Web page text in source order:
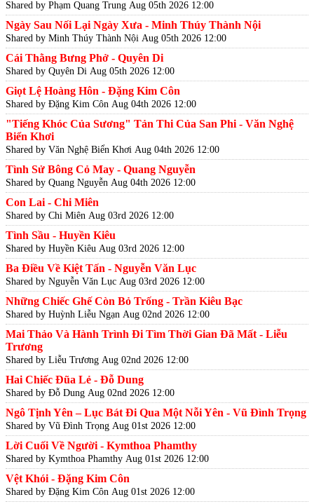
Shared by Phạm Quang Trung Aug 05th 2026 12:00
Ngày Sau Nối Lại Ngày Xưa - Minh Thúy Thành Nội
Shared by Minh Thúy Thành Nội Aug 05th 2026 12:00
Cái Thằng Bưng Phở - Quyên Di
Shared by Quyên Di Aug 05th 2026 12:00
Giọt Lệ Hoàng Hôn - Đặng Kim Côn
Shared by Đặng Kim Côn Aug 04th 2026 12:00
"Tiếng Khóc Của Sương" Tản Thi Của San Phi - Văn Nghệ
Biển Khơi
Shared by Văn Nghệ Biển Khơi Aug 04th 2026 12:00
Tình Sử Bông Cỏ May - Quang Nguyễn
Shared by Quang Nguyễn Aug 04th 2026 12:00
Con Lai - Chi Miên
Shared by Chi Miên Aug 03rd 2026 12:00
Tình Sầu - Huyền Kiêu
Shared by Huyền Kiêu Aug 03rd 2026 12:00
Ba Điều Về Kiệt Tấn - Nguyễn Văn Lục
Shared by Nguyễn Văn Lục Aug 03rd 2026 12:00
Những Chiếc Ghế Còn Bỏ Trống - Trần Kiêu Bạc
Shared by Huỳnh Liễu Ngạn Aug 02nd 2026 12:00
Mai Thảo Và Hành Trình Đi Tìm Thời Gian Đã Mất - Liễu
Trương
Shared by Liễu Trương Aug 02nd 2026 12:00
Hai Chiếc Đũa Lẻ - Đỗ Dung
Shared by Đỗ Dung Aug 02nd 2026 12:00
Ngô Tịnh Yên – Lục Bát Đi Qua Một Nỗi Yên - Vũ Đình Trọng
Shared by Vũ Đình Trọng Aug 01st 2026 12:00
Lời Cuối Về Người - Kymthoa Phamthy
Shared by Kymthoa Phamthy Aug 01st 2026 12:00
Vệt Khói - Đặng Kim Côn
Shared by Đặng Kim Côn Aug 01st 2026 12:00